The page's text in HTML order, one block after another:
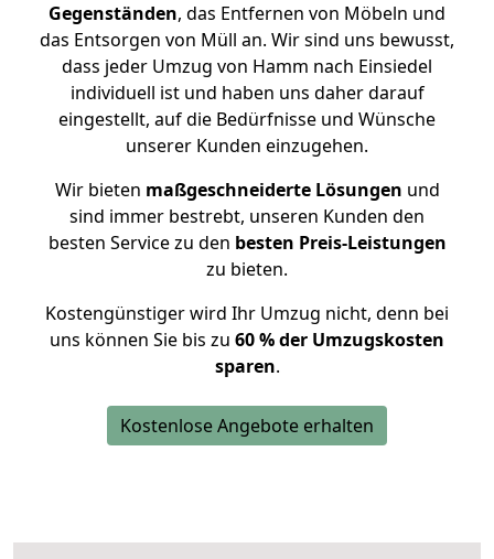
Gegenständen, das Entfernen von Möbeln und
das Entsorgen von Müll an. Wir sind uns bewusst,
dass jeder Umzug von Hamm nach Einsiedel
individuell ist und haben uns daher darauf
eingestellt, auf die Bedürfnisse und Wünsche
unserer Kunden einzugehen.
Wir bieten maßgeschneiderte Lösungen und
sind immer bestrebt, unseren Kunden den
besten Service zu den besten Preis-Leistungen
zu bieten.
Kostengünstiger wird Ihr Umzug nicht, denn bei
uns können Sie bis zu 60 % der Umzugskosten
sparen.
Kostenlose Angebote erhalten